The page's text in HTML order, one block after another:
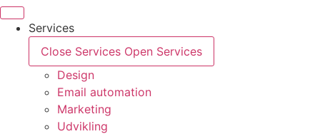
Videre
indhold
Services
Close Services Open Services
Design
Email automation
Marketing
Udvikling